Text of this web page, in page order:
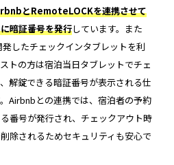
とRemoteLOCKを連携させて
暗証番号を発行しています。また
したチェックインタブレットを利
トの方は宿泊当日タブレットでチェ
解錠できる暗証番号が表示される仕
Airbnbとの連携では、宿泊者の予約
番号が発行され、チェックアウト時
除されるためセキュリティも安心で